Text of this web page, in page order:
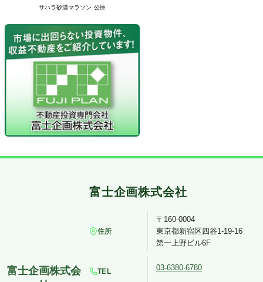
サハラ砂漠マラソン 公庫
住所
〒160-0004
東京都新宿区四谷1-19-16
第一上野ビル6F
TEL 03-6380-6780